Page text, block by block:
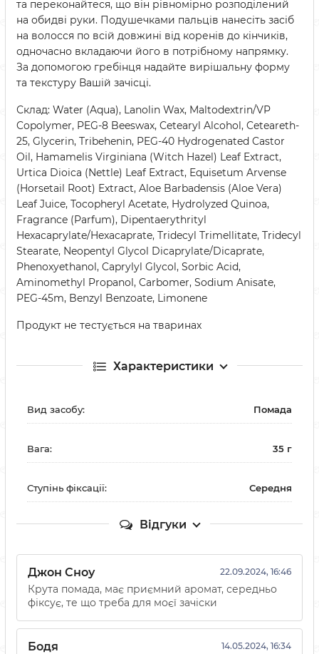
та переконайтеся, що він рівномірно розподілений
на обидві руки. Подушечками пальців нанесіть засіб
на волосся по всій довжині від коренів до кінчиків,
одночасно вкладаючи його в потрібному напрямку.
За допомогою гребінця надайте вирішальну форму
та текстуру Вашій зачісці.
Склад: Water (Aqua), Lanolin Wax, Maltodextrin/VP
Copolymer, PEG-8 Beeswax, Cetearyl Alcohol, Ceteareth-
25, Glycerin, Tribehenin, PEG-40 Hydrogenated Castor
Oil, Hamamelis Virginiana (Witch Hazel) Leaf Extract,
Urtica Dioica (Nettle) Leaf Extract, Equisetum Arvense
(Horsetail Root) Extract, Aloe Barbadensis (Aloe Vera)
Leaf Juice, Tocopheryl Acetate, Hydrolyzed Quinoa,
Fragrance (Parfum), Dipentaerythrityl
Hexacaprylate/Hexacaprate, Tridecyl Trimellitate, Tridecyl
Stearate, Neopentyl Glycol Dicaprylate/Dicaprate,
Phenoxyethanol, Caprylyl Glycol, Sorbic Acid,
Aminomethyl Propanol, Carbomer, Sodium Anisate,
PEG-45m, Benzyl Benzoate, Limonene
Продукт не тестується на тваринах
Характеристики
Вид засобу: Помада
Вага: 35 г
Ступінь фіксації: Середня
Відгуки
Джон Сноу 22.09.2024, 16:46
Крута помада, має приємний аромат, середньо
фіксує, те що треба для моєї зачіски
Бодя 14.05.2024, 16:34